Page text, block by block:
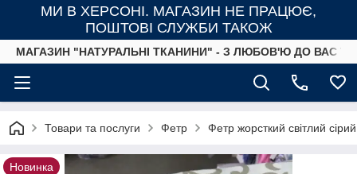
МИ В ХЕРСОНІ. МАГАЗИН НЕ ПРАЦЮЄ,
ПОШТОВІ СЛУЖБИ ТАКОЖ
МАГАЗИН "НАТУРАЛЬНІ ТКАНИНИ" - З ЛЮБОВ'Ю ДО ВАС
Товари та послуги Фетр Фетр жорсткий світлий
Новинка